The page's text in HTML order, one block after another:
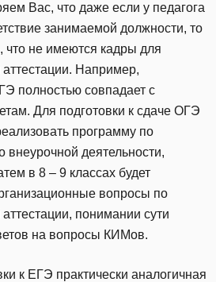
Вас, что даже если у педагога
занимаемой должности, то
что не имеются кадры для
аттестации. Например,
полностью совпадает с
Для подготовки к сдаче ОГЭ
программу по
внеурочной деятельности,
в 8 – 9 классах будет
вопросы по
понимании сути
на вопросы КИМов.
к ЕГЭ практически аналогичная